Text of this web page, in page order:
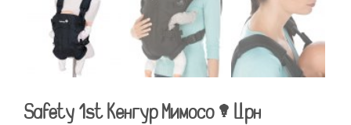
Safety 1st Кенгур Мимосо – Црн